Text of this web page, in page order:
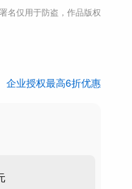
名仅用于防盗，作品版权
企业授权最高6折优惠